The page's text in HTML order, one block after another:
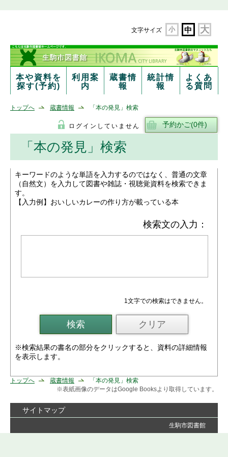
文字サイズ 小 中 大
本や資料を
探す(予約)
利用案
内
蔵書情
報
統計情
報
よくあ
る質問
トップへ 蔵書情報 「本の発見」検索
ログインしていません
「本の発見」検索
キーワードのような単語を入力するのではなく、普通の文章
（自然文）を入力して図書や雑誌・視聴覚資料を検索できま
す。
【入力例】おいしいカレーの作り方が載っている本
検索文の入力：
1文字での検索はできません。
※検索結果の書名の部分をクリックすると、資料の詳細情報
を表示します。
トップへ 蔵書情報
「本の発見」検索
※表紙画像のデータはGoogle Booksより取得しています。
サイトマップ
生駒市図書館